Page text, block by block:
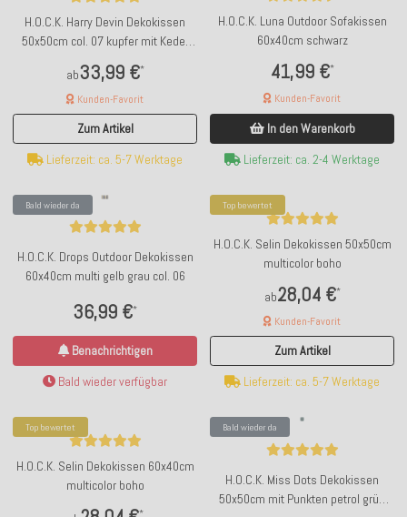
H.O.C.K. Harry Devin Dekokissen
50x50cm col. 07 kupfer mit Keder
ab33,99 €*
Kunden-Favorit
Zum Artikel
Lieferzeit: ca. 5-7 Werktage
H.O.C.K. Luna Outdoor Sofakissen
60x40cm schwarz
41,99 €*
Kunden-Favorit
In den Warenkorb
Lieferzeit: ca. 2-4 Werktage
Bald wieder da
H.O.C.K. Drops Outdoor Dekokissen
60x40cm multi gelb grau col. 06
36,99 €*
Benachrichtigen
Bald wieder verfügbar
Top bewertet
H.O.C.K. Selin Dekokissen 50x50cm
multicolor boho
ab28,04 €*
Kunden-Favorit
Zum Artikel
Lieferzeit: ca. 5-7 Werktage
Top bewertet
H.O.C.K. Selin Dekokissen 60x40cm
multicolor boho
*
Bald wieder da
H.O.C.K. Miss Dots Dekokissen
50x50cm mit Punkten petrol grün